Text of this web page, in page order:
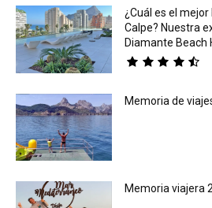
¿Cuál es el
Calpe? Nuestra
Diamante Beach
Memoria de
Memoria viajera